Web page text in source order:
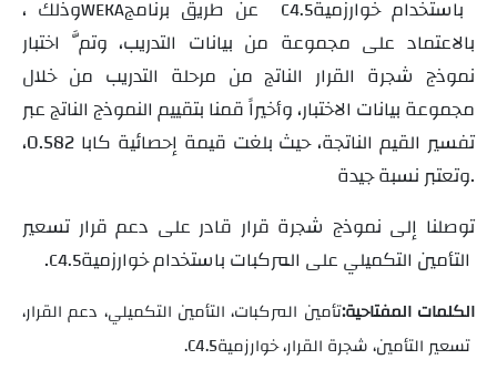
C4.5
WEKA
، وذلك
بالاعتماد على مجموعة من بيانات التدريب، وتمَّ اختبار
نموذج شجرة القرار الناتج من مرحلة التدريب من خلال
مجموعة بيانات الاختبار، وأخيراً قمنا بتقييم النموذج الناتج عبر
تفسير القيم الناتجة، حيث بلغت قيمة إحصائية كابا 0.582،
وتعتبر نسبة جيدة.
توصلنا إلى نموذج شجرة قرار قادر على دعم قرار تسعير
C4.5
.
الكلمات المفتاحية:تأمين المركبات، التأمين التكميلي، دعم القرار،
C4.5
.